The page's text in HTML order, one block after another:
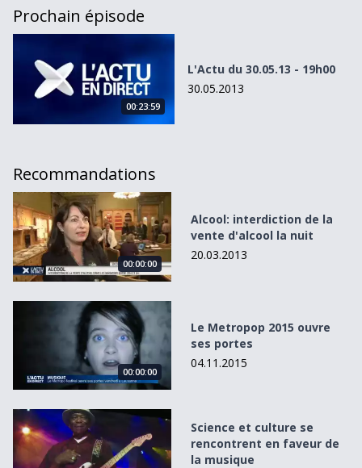
Prochain épisode
L&#039;Actu du 30.05.13 - 19h00
00:23:59
L'Actu du 30.05.13 - 19h00
30.05.2013
Recommandations
Alcool: interdiction de la vente d&#039;alcool la nuit
00:00:00
Alcool: interdiction de la
vente d'alcool la nuit
20.03.2013
Le Metropop 2015 ouvre ses portes
00:00:00
Le Metropop 2015 ouvre
ses portes
04.11.2015
Science et culture se rencontrent en faveur de la musique
Science et culture se
rencontrent en faveur de
la musique